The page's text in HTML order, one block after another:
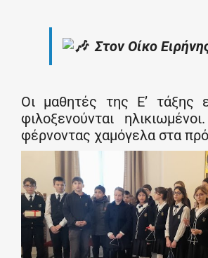
Στον Οίκο
Οι μαθητές της Ε’ τάξης
φιλοξενούνται
φέρνοντας χαμόγελα στα